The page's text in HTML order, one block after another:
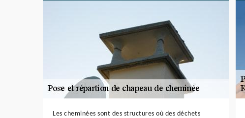
Les cheminées sont des structures où des déchets